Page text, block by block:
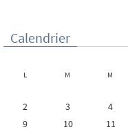
Calendrier
L M M
2
3 4
9
10 11